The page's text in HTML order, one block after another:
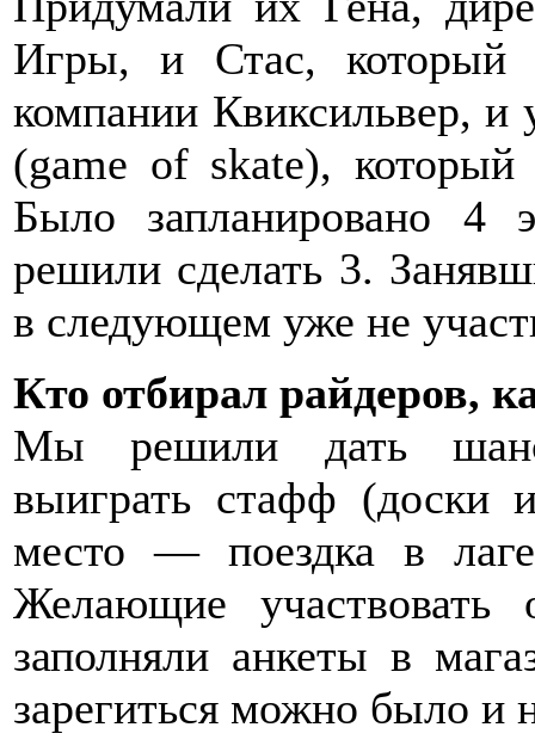
Игры, и Стас, который
компании Квиксильвер,
(game of skate),
Было запланировано
решили сделать 3.
в следующем уже не
Кто отбирал райдеров,
Мы решили дать шанс
выиграть стафф
место — поездка в
Желающие участвовать
заполняли анкеты в
зарегиться можно было и